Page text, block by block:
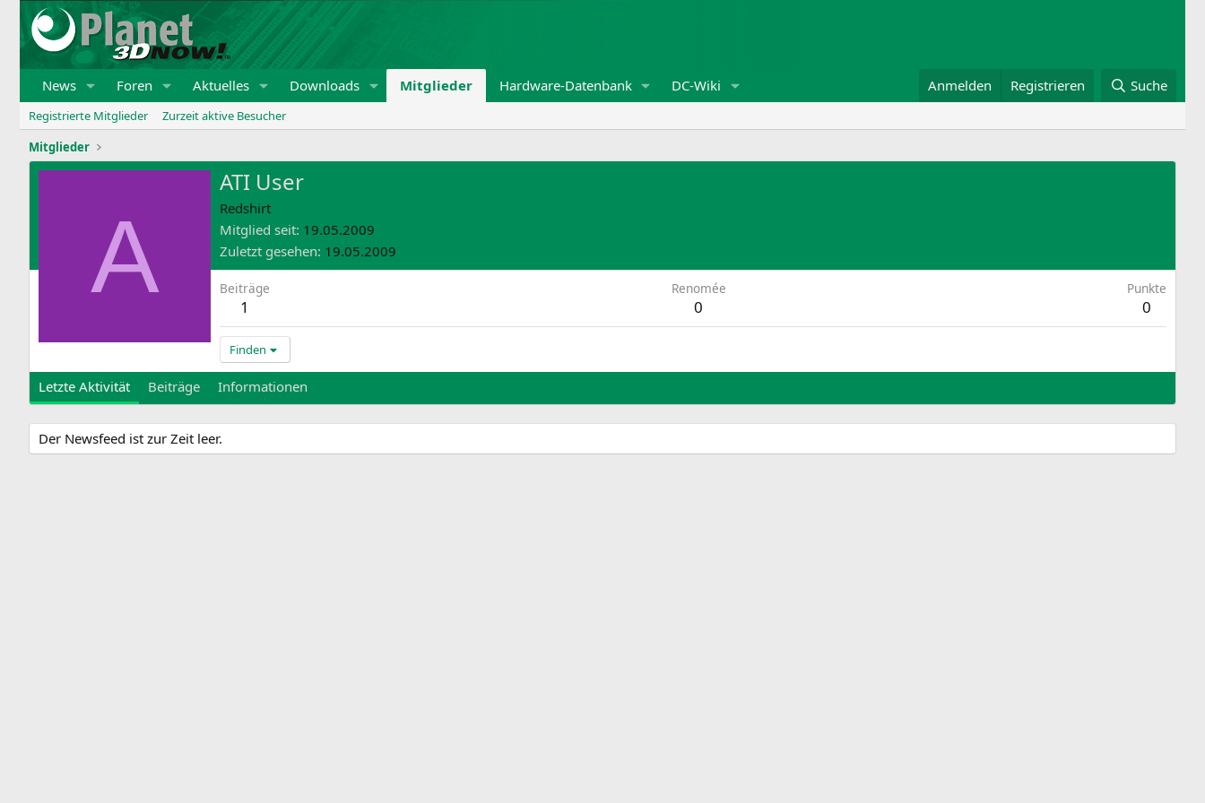
News Foren Aktuelles Downloads Mitglieder Hardware-Datenbank DC-Wiki Anmelden Registrieren Suche
Registrierte Mitglieder
Zurzeit aktive Besucher
Mitglieder
A
ATI User
Redshirt
Mitglied seit 19.05.2009
Zuletzt gesehen 19.05.2009
Beiträge
1
Renomée
0
Punkte
0
Finden
Letzte Aktivität Beiträge Informationen
Der Newsfeed ist zur Zeit leer.